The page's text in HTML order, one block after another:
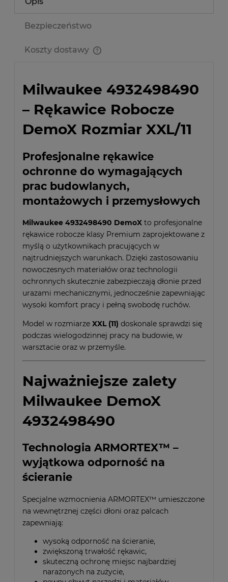
Bezpieczeństwo
Koszty dostawy
Milwaukee 4932498490
– Rękawice Robocze
DemoX Rozmiar XXL/11
Profesjonalne rękawice
ochronne do wymagających
prac budowlanych,
montażowych i przemysłowych
Milwaukee 4932498490 DemoX to profesjonalne
rękawice robocze klasy Premium zaprojektowane z
myślą o użytkownikach pracujących w
najtrudniejszych warunkach. Dzięki zastosowaniu
nowoczesnych materiałów oraz technologii
ochronnych skutecznie zabezpieczają dłonie przed
urazami mechanicznymi, jednocześnie zapewniając
wysoki komfort pracy i pełną swobodę ruchów.
Model w rozmiarze XXL (11) doskonale sprawdzi się
podczas wielogodzinnej pracy na budowie, w
warsztacie oraz w przemyśle.
Najważniejsze zalety
Milwaukee DemoX
4932498490
Technologia ARMORTEX™ –
wyjątkowa odporność na
ścieranie
Specjalne wzmocnienia ARMORTEX™ umieszczone
na wewnętrznej części dłoni oraz palcach
zapewniają:
wysoką odporność na ścieranie,
zwiększoną trwałość rękawic,
skuteczną ochronę miejsc najbardziej
narażonych na zużycie,